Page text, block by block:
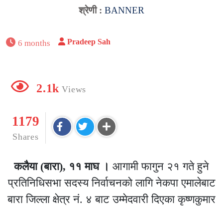
श्रेणी : BANNER
6 months Pradeep Sah
2.1k Views
1179
Shares
कलैया (बारा), ११ माघ । आगामी फागुन २१ गते हुने
प्रतिनिधिसभा सदस्य निर्वाचनको लागि नेकपा एमालेबाट
बारा जिल्ला क्षेत्र नं. ४ बाट उम्मेदवारी दिएका कृष्णकुमार